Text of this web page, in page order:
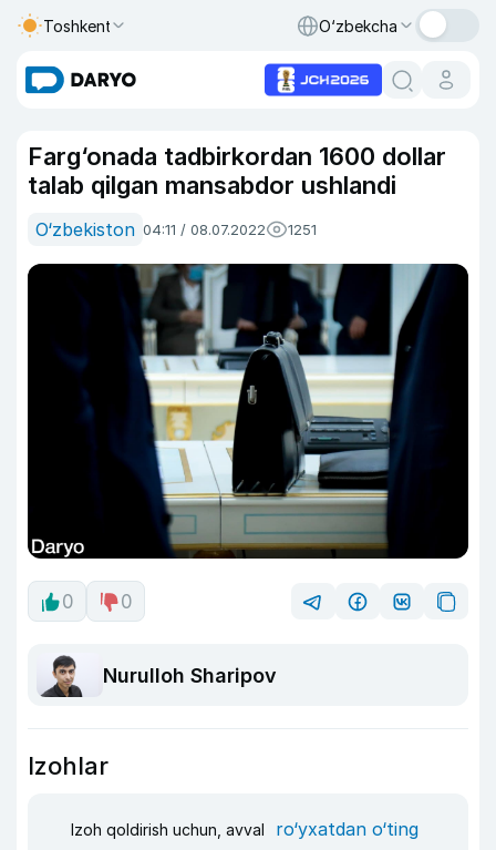
Toshkent O‘zbekcha
Farg‘onada tadbirkordan 1600 dollar
talab qilgan mansabdor ushlandi
O‘zbekiston 04:11 / 08.07.2022 1251
0 0
Nurulloh Sharipov
Izohlar
Izoh qoldirish uchun, avval ro‘yxatdan o‘ting